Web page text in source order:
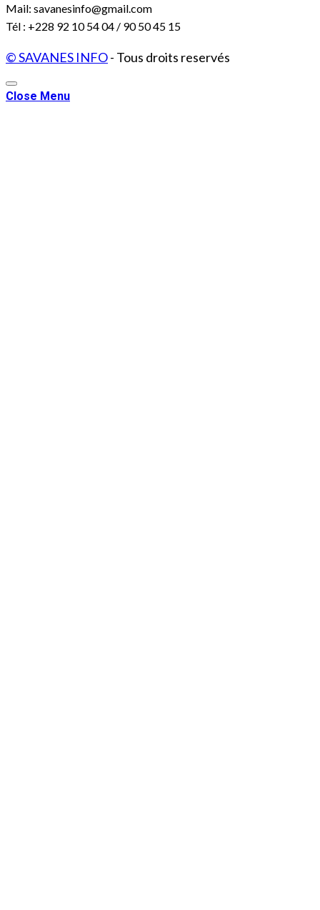
Mail: savanesinfo@gmail.com
Tél : +228 92 10 54 04 / 90 50 45 15
© SAVANES INFO- Tous droits reservés
Close Menu